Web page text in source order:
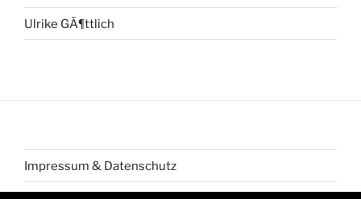
Ulrike GÃ¶ttlich
Impressum & Datenschutz